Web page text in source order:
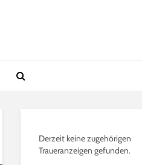
Derzeit keine zugehörigen
Traueranzeigen gefunden.